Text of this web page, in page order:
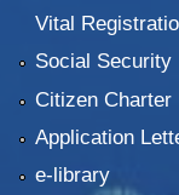
Vital
Social Security
Citizen Charter
Application
e-library